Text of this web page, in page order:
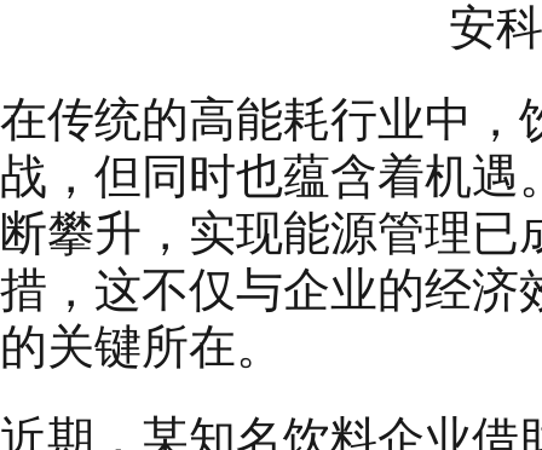
安
在传统的高能耗行业中，
战，但同时也蕴含着机遇
断攀升，实现能源管理
措，这不仅与企业的经济
的关键所在。
近期，某知名饮料企业